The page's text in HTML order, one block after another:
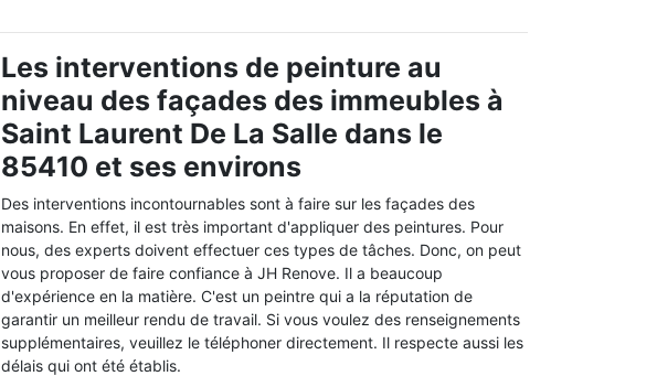
Les interventions de peinture au
niveau des façades des immeubles à
Saint Laurent De La Salle dans le
85410 et ses environs
Des interventions incontournables sont à faire sur les façades des
maisons. En effet, il est très important d'appliquer des peintures. Pour
nous, des experts doivent effectuer ces types de tâches. Donc, on peut
vous proposer de faire confiance à JH Renove. Il a beaucoup
d'expérience en la matière. C'est un peintre qui a la réputation de
garantir un meilleur rendu de travail. Si vous voulez des renseignements
supplémentaires, veuillez le téléphoner directement. Il respecte aussi les
délais qui ont été établis.